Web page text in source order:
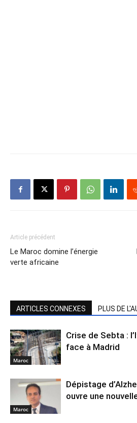
Article précédent
Le Maroc domine l’énergie
verte africaine
ARTICLES CONNEXES PLUS DE
Maroc
Crise de Sebta :
face à Madrid
Maroc
Dépistage
ouvre une